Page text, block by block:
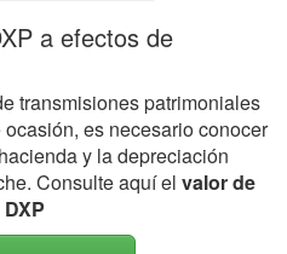
a efectos de
transmisiones patrimoniales
es necesario conocer
y la depreciación
Consulte aquí el valor de